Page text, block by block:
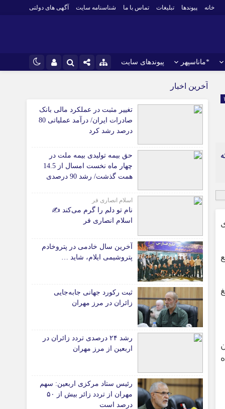
خانه پیوندها تبلیغات تماس با ما شناسنامه سایت آگهی های دولتی
*ماناسپهر پیوندهای سایت
سروش
ایتا
نام کاربری یا نشانی ایمیل
مرا به خاطر بسپار
باشگاه پرسپولیس
باشگاه استقلال
ورزشهای رزمی
ورزش زنان
سایر حوزه ها
*جامعه
دانشگاه
آموزش و پرورش
بهداشت و درمان
حوادث، انتظامی
شهرداری و شورای شهر
*ماناسپهر
اطلاعیه
پیام تبریک ماناسپهر
مربع
آخرین اخبار
تغییر مثبت در عملکرد مالی بانک
صادرات ایران/ درآمد عملیاتی 80
درصد رشد کرد
حق بیمه تولیدی بیمه ملت در
چهار ماه نخست امسال از 14.5
همت گذشت/ رشد 90 درصدی
گذشته
اسلام انصاری فر
نام تو دلم را گرم می‌کند ✍️
اسلام انصاری فر
آخرین سال خادمی در پتروخادم
پتروشیمی ایلام، شاید …
ثبت رکورد جهانی جابه‌جایی
زائران در مرز مهران
رشد ۲۴ درصدی تردد زائران در
اربعین از مرز مهران
رئیس ستاد مرکزی اربعین: سهم
مهران از تردد زائر بیش از ۵۰
درصد است